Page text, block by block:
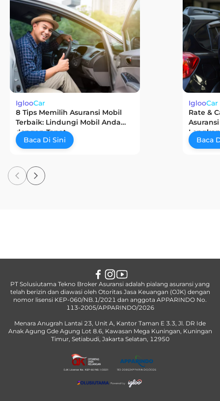
IglooCar
8 Tips Memilih Asuransi Mobil
Terbaik: Lindungi Mobil Anda
dengan Tepat
Baca Di Sini
IglooCar
Rate &
Baca
PT Solusiutama Tekno Broker Asuransi adalah pialang asuransi yang
telah berizin dan diawasi oleh Otoritas Jasa Keuangan (OJK) dengan
nomor lisensi KEP-060/NB.1/2021 dan anggota APPARINDO No.
113-2005/APPARINDO/2026
Menara Anugrah Lantai 23, Unit A, Kantor Taman E 3.3, Jl. DR Ide
Anak Agung Gde Agung Lot 8.6, Kawasan Mega Kuningan, Kuningan
Timur, Setiabudi, Jakarta Selatan, 12950